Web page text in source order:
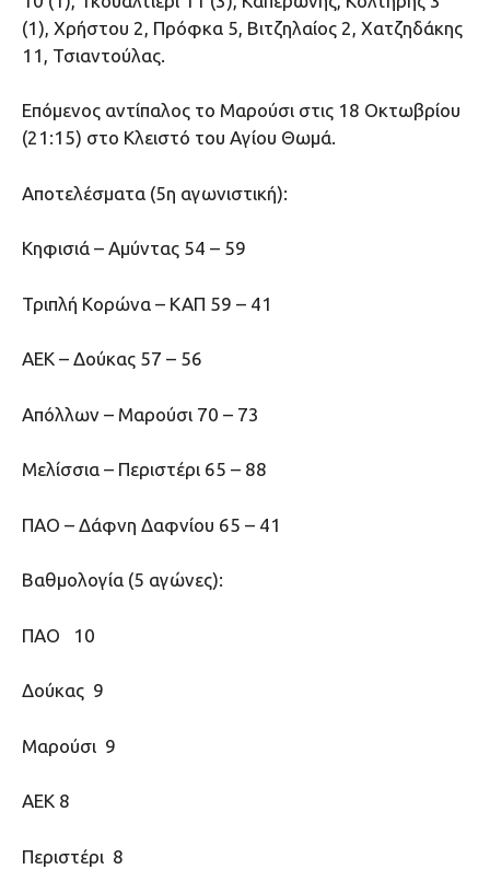
(1), Χρήστου 2, Πρόφκα 5, Βιτζηλαίος 2, Χατζηδάκης
11, Τσιαντούλας.
Επόμενος αντίπαλος το Μαρούσι στις 18 Οκτωβρίου
(21:15) στο Κλειστό του Αγίου Θωμά.
Αποτελέσματα (5η αγωνιστική):
Κηφισιά – Αμύντας 54 – 59
Τριπλή Κορώνα – ΚΑΠ 59 – 41
ΑΕΚ – Δούκας 57 – 56
Απόλλων – Μαρούσι 70 – 73
Μελίσσια – Περιστέρι 65 – 88
ΠΑΟ – Δάφνη Δαφνίου 65 – 41
Βαθμολογία (5 αγώνες):
ΠΑΟ 10
Δούκας 9
Μαρούσι 9
ΑΕΚ 8
Περιστέρι 8